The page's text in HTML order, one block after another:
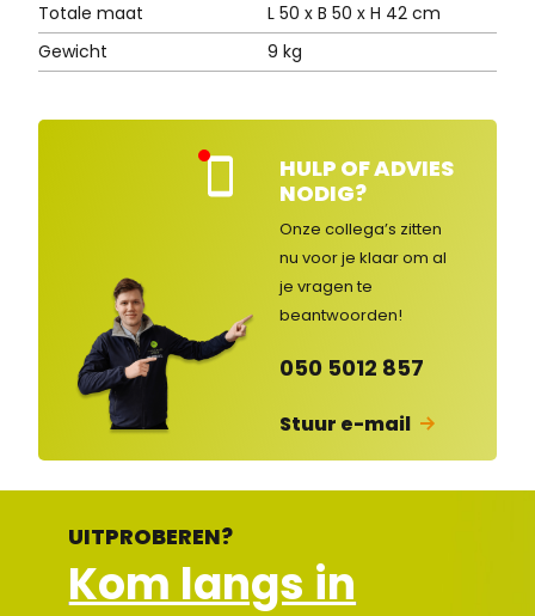
Totale maat
L 50 x B 50 x H 42 cm
Gewicht
9 kg
nte
en
HULP OF ADVIES
NODIG?
Onze collega’s zitten
nu voor je klaar om al
je vragen te
beantwoorden!
050 5012 857
Stuur e-mail
UITPROBEREN?
Kom langs in